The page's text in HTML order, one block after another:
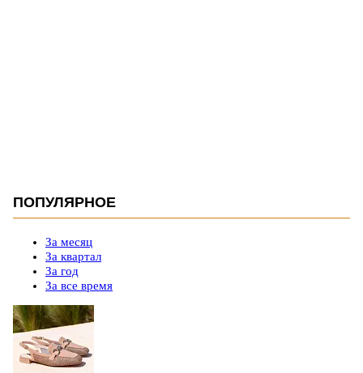
ПОПУЛЯРНОЕ
За месяц
За квартал
За год
За все время